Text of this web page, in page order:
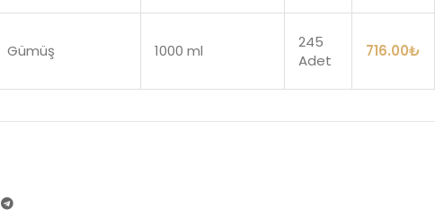
Gümüş 1000 ml
245
Adet
716.00₺